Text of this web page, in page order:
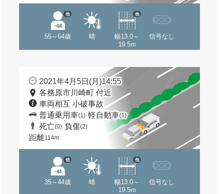
55～64歳
他
晴
幅13.0～
19.5m
他
信号なし
2021年4月5日(月)14:55
各務原市川崎町 付近
車両相互 小破事故
普通乗用車(1) 軽自動車(1)
死亡(0) 負傷(2)
距離114m
35～44歳
他
晴
幅13.0～
19.5m
他
信号なし